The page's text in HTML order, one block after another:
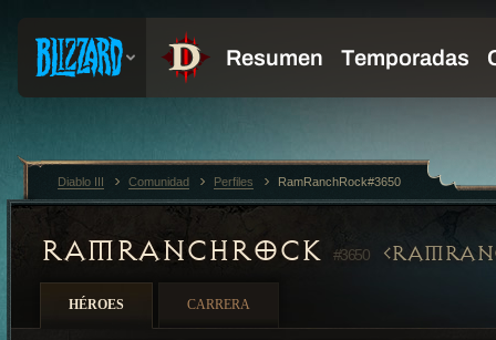
RAMRANCHROCK #3650
HÉROES CARRERA
Diablo III Comunidad Perfiles RamRanchRock#3650